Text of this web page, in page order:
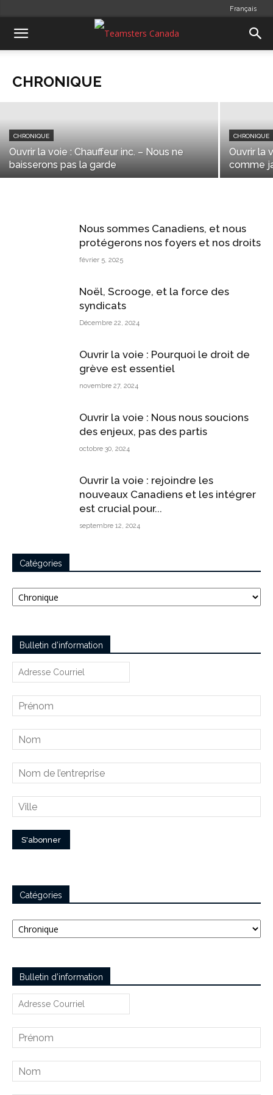
Français
CHRONIQUE
CHRONIQUE
communications - juillet 1, 2026
CHRONIQUE
Ouvrir la voie : Chauffeur inc. – Nous ne
baisserons pas la garde
CHRONIQUE
Ouvrir la
comme
Nous sommes Canadiens, et nous
protégerons nos foyers et nos droits
février 5, 2025
Noël, Scrooge, et la force des
syndicats
Décembre 22, 2024
Ouvrir la voie : Pourquoi le droit de
grève est essentiel
novembre 27, 2024
Ouvrir la voie : Nous nous soucions
des enjeux, pas des partis
octobre 30, 2024
Ouvrir la voie : rejoindre les
nouveaux Canadiens et les intégrer
est crucial pour...
septembre 12, 2024
Catégories
Catégories
Bulletin d’information
Catégories
Catégories
Bulletin d’information